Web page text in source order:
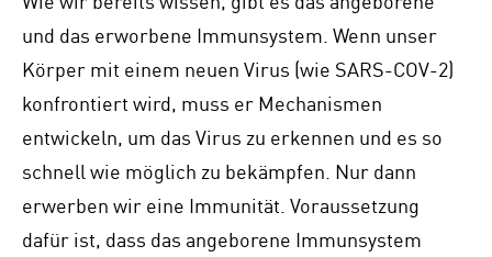
und das erworbene Immunsystem. Wenn unser
Körper mit einem neuen Virus (wie SARS-COV-2)
konfrontiert wird, muss er Mechanismen
entwickeln, um das Virus zu erkennen und es so
schnell wie möglich zu bekämpfen. Nur dann
erwerben wir eine Immunität. Voraussetzung
dafür ist, dass das angeborene Immunsystem